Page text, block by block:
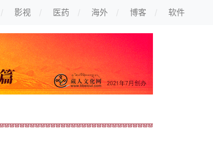
影视 医药 海外 博客 软件